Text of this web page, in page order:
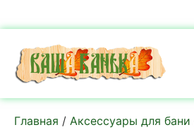
Главная / Аксессуары для бани